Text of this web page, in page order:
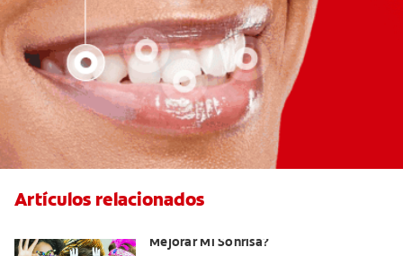
Artículos relacionados
Mejorar Mi Sonrisa?